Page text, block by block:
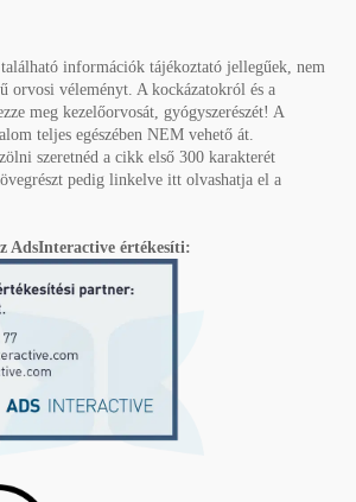
információk tájékoztató jellegűek, nem
orvosi véleményt. A kockázatokról és a
meg kezelőorvosát, gyógyszerészét! A
teljes egészében NEM vehető át.
szeretnéd a cikk első 300 karakterét
pedig linkelve itt olvashatja el a
AdsInteractive értékesíti: